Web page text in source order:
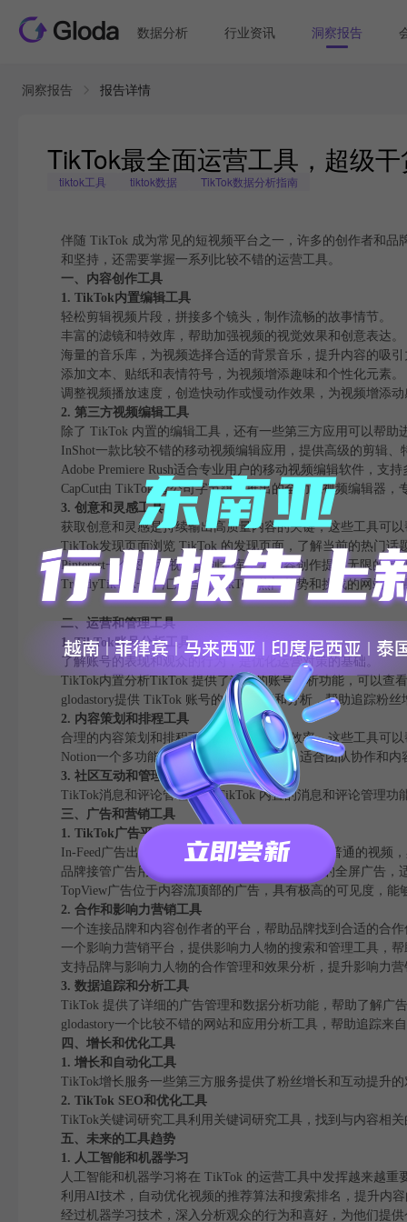
数据分析 行业资讯 洞察报告
洞察报告 报告详情
TikTok最全面运营工具，超级
tiktok工具 tiktok数据 TikTok数据分析指南
伴随 TikTok 成为常见的短视频平台之一，许多的创作者和
和坚持，还需要掌握一系列比较不错的运营工具。
一、内容创作工具
1. TikTok内置编辑工具
轻松剪辑视频片段，拼接多个镜头，制作流畅的故事情节。
丰富的滤镜和特效库，帮助加强视频的视觉效果和创意表达。
海量的音乐库，为视频选择合适的背景音乐，提升内容的吸引
添加文本、贴纸和表情符号，为视频增添趣味和个性化元素。
调整视频播放速度，创造快动作或慢动作效果，为视频增添动
2. 第三方视频编辑工具
除了 TikTok 内置的编辑工具，还有一些第三方应用可以帮助
InShot一款比较不错的移动视频编辑应用，提供高级的剪辑、
Adobe Premiere Rush适合专业用户的移动视频编辑软件，支
CapCut由 TikTok 母公司字节跳动推出的全功能视频编辑器，
3. 创意和灵感工具
获取创意和灵感是持续输出高质量内容的关键，这些工具可
TikTok发现页面浏览 TikTok 的发现页面，了解当前的热门话
Pinterest一个图片和视频的创意库，为内容创作提供无限的灵
TrendyTikTok一个汇总当前 TikTok 热门趋势和挑战的网站，
二、运营和管理工具
1. TikTok账号分析工具
了解账号的表现和观众的行为，是优化运营对策的基础。
TikTok内置分析TikTok 提供了详细的账号分析功能，可以查
glodastory提供 TikTok 账号的增长数据和分析，帮助追踪粉
2. 内容策划和排程工具
合理的内容策划和排程可以大大提升运营效率，这些工具可
Notion一个多功能的笔记和项目管理工具，适合团队协作和内
3. 社区互动和管理工具
TikTok消息和评论管理经过 TikTok 内置的消息和评论管理功
三、广告和营销工具
1. TikTok广告平台
In-Feed广告出现在用户内容流中的广告，类似于普通的视频
品牌接管广告用户打开 TikTok 应用时首先看到的全屏广告，
TopView广告位于内容流顶部的广告，具有极高的可见度，能
2. 合作和影响力营销工具
一个连接品牌和内容创作者的平台，帮助品牌找到合适的合
一个影响力营销平台，提供影响力人物的搜索和管理工具，
支持品牌与影响力人物的合作管理和效果分析，提升影响力
3. 数据追踪和分析工具
TikTok 提供了详细的广告管理和数据分析功能，帮助了解广
glodastory一个比较不错的网站和应用分析工具，帮助追踪来
四、增长和优化工具
1. 增长和自动化工具
TikTok增长服务一些第三方服务提供了粉丝增长和互动提升
2. TikTok SEO和优化工具
TikTok关键词研究工具利用关键词研究工具，找到与内容相
五、未来的工具趋势
1. 人工智能和机器学习
人工智能和机器学习将在 TikTok 的运营工具中发挥越来越重
利用AI技术，自动优化视频的推荐算法和搜索排名，提升内
经过机器学习技术，深入分析观众的行为和喜好，为他们提